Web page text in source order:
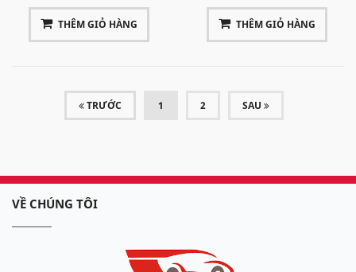
THÊM GIỎ HÀNG THÊM GIỎ HÀNG
TRƯỚC 1 (CURRENT)
2 SAU
VỀ CHÚNG TÔI